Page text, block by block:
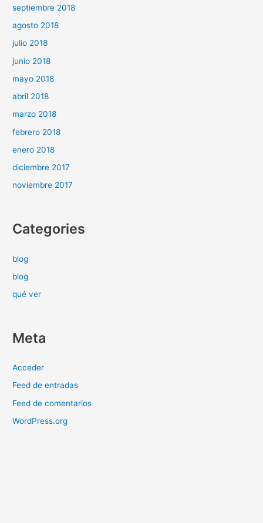
septiembre 2018
agosto 2018
julio 2018
junio 2018
mayo 2018
abril 2018
marzo 2018
febrero 2018
enero 2018
diciembre 2017
noviembre 2017
Categories
blog
blog
qué ver
Meta
Acceder
Feed de entradas
Feed de comentarios
WordPress.org